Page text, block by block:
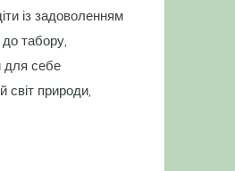
із задоволенням
табору,
для себе
світ природи,